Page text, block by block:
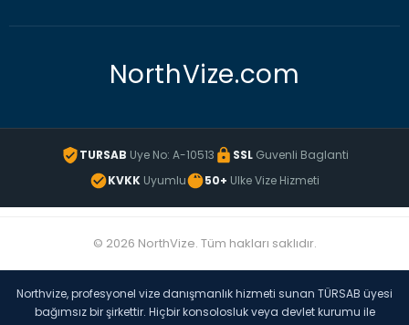
NorthVize.com
TURSAB Uye No: A-10513 SSLGuvenli Baglanti
KVKK Uyumlu 50+ Ulke Vize Hizmeti
© 2026 NorthVize. Tüm hakları saklıdır.
Northvize, profesyonel vize danışmanlık hizmeti sunan TÜRSAB üyesi
bağımsız bir şirkettir. Hiçbir konsolosluk veya devlet kurumu ile